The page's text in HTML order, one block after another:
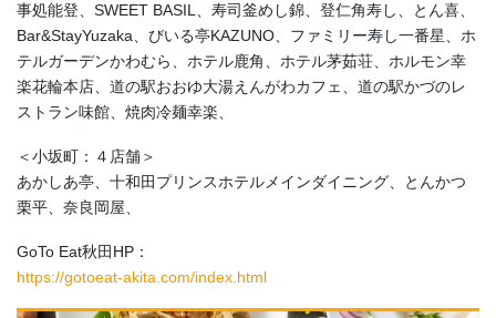
事処能登、SWEET BASIL、寿司釜めし錦、登仁角寿し、とん喜、
Bar&StayYuzaka、びいる亭KAZUNO、ファミリー寿し一番星、ホ
テルガーデンかわむら、ホテル鹿角、ホテル茅茹荘、ホルモン幸
楽花輪本店、道の駅おおゆ大湯えんがわカフェ、道の駅かづのレ
ストラン味館、焼肉冷麺幸楽、
＜小坂町：４店舗＞
あかしあ亭、十和田プリンスホテルメインダイニング、とんかつ
栗平、奈良岡屋、
GoTo Eat秋田HP：
https://gotoeat-akita.com/index.html